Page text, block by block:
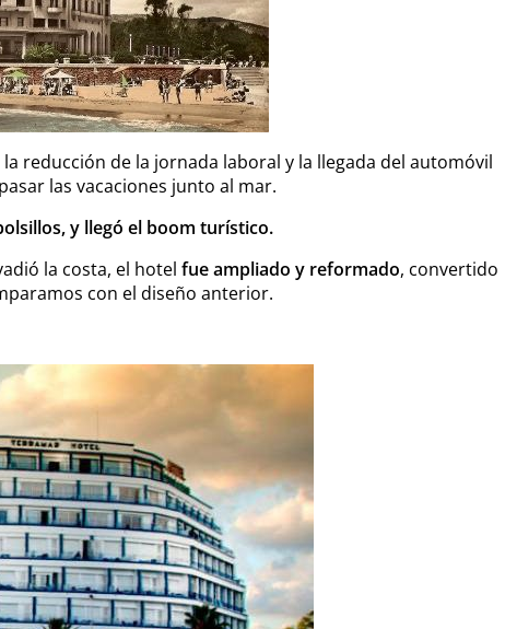
reducción de la jornada laboral y la llegada del automóvil
las vacaciones junto al mar.
y llegó el boom turístico.
la costa, el hotel fue ampliado y reformado, convertido
con el diseño anterior.